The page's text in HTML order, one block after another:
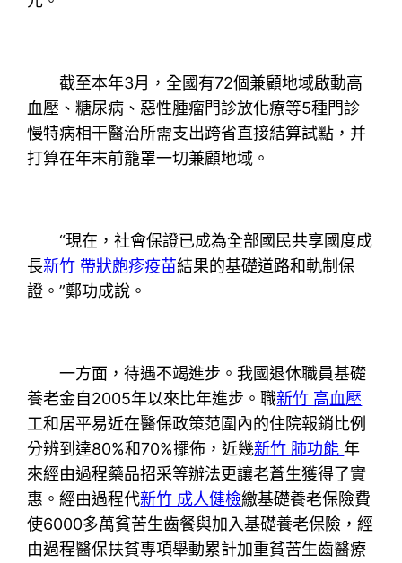
截至本年3月，全國有72個兼顧地域啟動高
血壓、糖尿病、惡性腫瘤門診放化療等5種門診
慢特病相干醫治所需支出跨省直接結算試點，并
打算在年末前籠罩一切兼顧地域。
“現在，社會保證已成為全部國民共享國度成
長新竹 帶狀皰疹疫苗結果的基礎道路和軌制保
證。”鄭功成說。
一方面，待遇不竭進步。我國退休職員基礎
養老金自2005年以來比年進步。職新竹 高血壓
工和居平易近在醫保政策范圍內的住院報銷比例
分辨到達80%和70%擺佈，近幾新竹 肺功能年
來經由過程藥品招采等辦法更讓老蒼生獲得了實
惠。經由過程代新竹 成人健檢繳基礎養老保險費
使6000多萬貧苦生齒餐與加入基礎養老保險，經
由過程醫保扶貧專項舉動累計加重貧苦生齒醫療